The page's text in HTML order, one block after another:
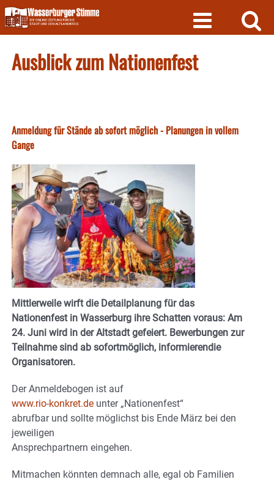
Skip
to
content
Ausblick zum Nationenfest
Anmeldung für Stände ab sofort möglich - Planungen in vollem
Gange
Mittlerweile wirft die Detailplanung für das
Nationenfest in Wasserburg ihre Schatten voraus: Am
24. Juni wird in der Altstadt gefeiert. Bewerbungen zur
Teilnahme sind ab sofortmöglich, informierendie
Organisatoren.
Der Anmeldebogen ist auf
www.rio-konkret.de unter „Nationenfest“
abrufbar und sollte möglichst bis Ende März bei den
jeweiligen
Ansprechpartnern eingehen.
Mitmachen könnten demnach alle, egal ob Familien